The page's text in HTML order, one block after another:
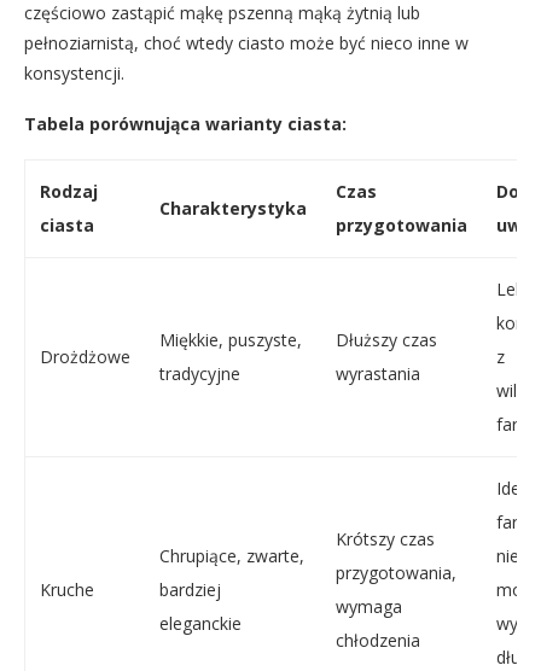
częściowo zastąpić mąkę pszenną mąką żytnią lub
pełnoziarnistą, choć wtedy ciasto może być nieco inne w
konsystencji.
Tabela porównująca warianty ciasta:
Rodzaj
ciasta
Charakterystyka
Czas
przygotowania
Drożdżowe
Miękkie, puszyste,
tradycyjne
Dłuższy czas
wyrastania
z
Kruche
Chrupiące, zwarte,
bardziej
eleganckie
Krótszy czas
przygotowania,
wymaga
chłodzenia
nie